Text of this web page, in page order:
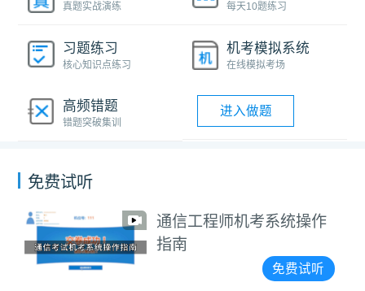
真题实战演练 每天10题练习
习题练习
核心知识点练习
机考模拟系统
在线模拟考场
高频错题
错题突破集训
进入做题
免费试听
通信工程师机考系统操作
指南
免费试听